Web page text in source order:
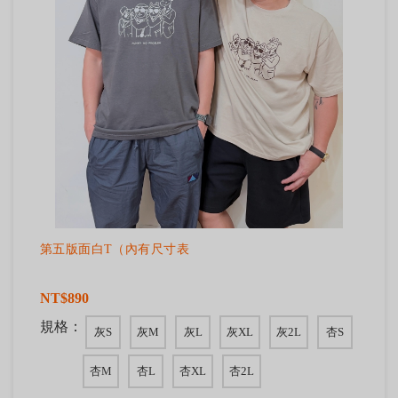
第五版面白T（內有尺寸表
NT$890
規格：
灰S 灰M 灰L 灰XL 灰2L 杏S
杏M 杏L 杏XL 杏2L